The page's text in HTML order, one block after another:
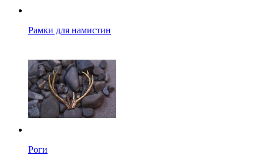
Рамки для намистин
Роги